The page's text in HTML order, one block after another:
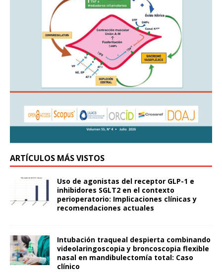
ARTÍCULOS MÁS VISTOS
Uso de agonistas del receptor GLP-1 e
inhibidores SGLT2 en el contexto
perioperatorio: Implicaciones clínicas y
recomendaciones actuales
Intubación traqueal despierta combinando
videolaringoscopia y broncoscopia flexible
nasal en mandibulectomía total: Caso
clínico